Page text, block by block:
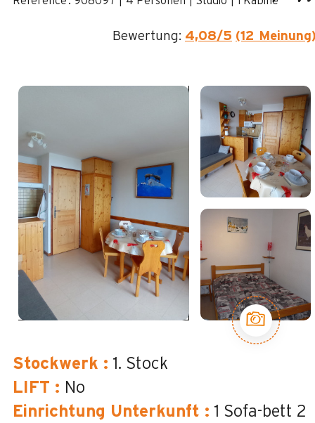
Bewertung: 4,08/5 (12
Stockwerk : 1. Stock
LIFT : No
Einrichtung Unterkunft : 1 Sofa-bett 2